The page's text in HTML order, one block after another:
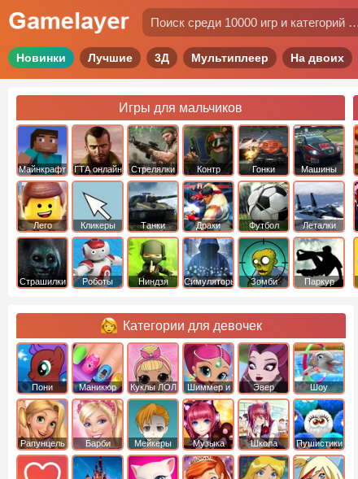
Новинки Лучшие 3Д Мультиплеер На двоих
Игры для мальчиков
Майнкрафт ГТА онлайн Стрелялки
Контр
Страйк
Гонки Машины
Лего Кликеры Танки Драки Футбол Леталки
Страшилки Роботы Ниндзя Симуляторы Зомби Паркур
Категории для девочек
Пони
креатор
Маникюр Куклы ЛОЛ
Шиммер и
Шайн
Эвер
Афтер Хай
Шоу
дельфинов
Рапунцель Барби Мейкеры Музыка Школа Пушистики